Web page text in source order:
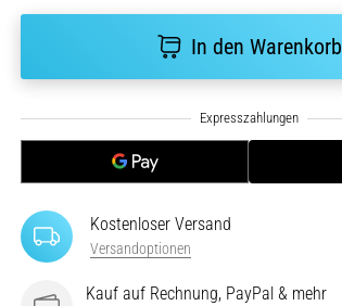
In den Warenkorb
Kostenloser Versand
Versandoptionen
Kauf auf Rechnung, PayPal & mehr